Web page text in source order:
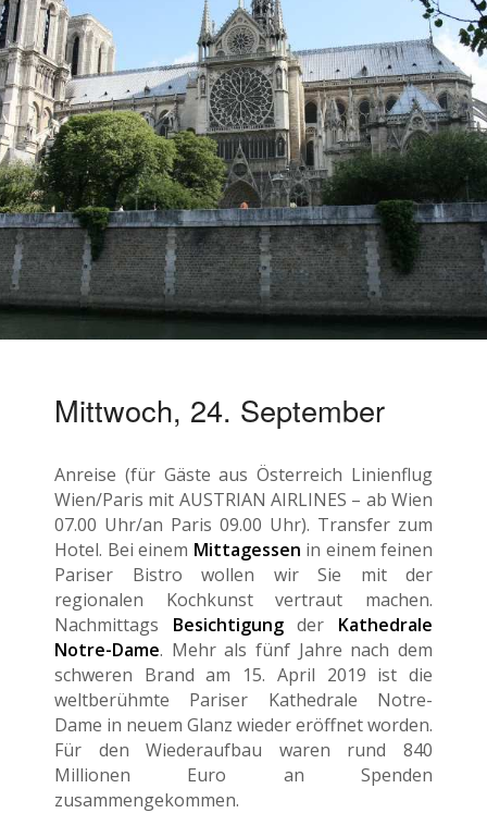
Mittwoch, 24. September
Anreise (für Gäste aus Österreich Linienflug
Wien/Paris mit AUSTRIAN AIRLINES – ab Wien
07.00 Uhr/an Paris 09.00 Uhr). Transfer zum
Hotel. Bei einem Mittagessen in einem feinen
Pariser Bistro wollen wir Sie mit der
regionalen Kochkunst vertraut machen.
Nachmittags Besichtigungder Kathedrale
Notre-Dame. Mehr als fünf Jahre nach dem
schweren Brand am 15. April 2019 ist die
weltberühmte Pariser Kathedrale Notre-
Dame in neuem Glanz wieder eröffnet worden.
Für den Wiederaufbau waren rund 840
Millionen Euro an Spenden
zusammengekommen.